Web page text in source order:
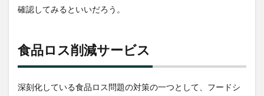
確認してみるといいだろう。
食品ロス削減サービス
深刻化している食品ロス問題の対策の一つとして、フードシ